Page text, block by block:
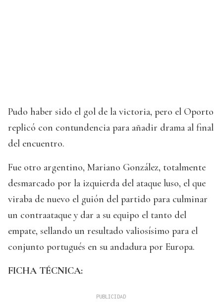
Pudo haber sido el gol de la victoria, pero el Oporto
replicó con contundencia para añadir drama al final
del encuentro.
Fue otro argentino, Mariano González, totalmente
desmarcado por la izquierda del ataque luso, el que
viraba de nuevo el guión del partido para culminar
un contraataque y dar a su equipo el tanto del
empate, sellando un resultado valiosísimo para el
conjunto portugués en su andadura por Europa.
FICHA TÉCNICA: